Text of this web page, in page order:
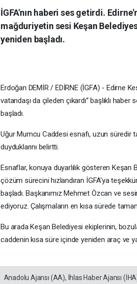
İGFA'nın haberi ses getirdi.
mağduriyetin sesi Keşan
yeniden başladı.
Erdoğan DEMİR / EDİRNE (İGFA) - Edirne
vatandaşı da çileden çıkardı” başlıklı
başladı.
Uğur Mumcu Caddesi esnafı, uzun süredir
duyduklarını belirtti.
Esnaflar, konuya duyarlılık gösteren
çözüm sürecini hızlandıran İGFA’ya
başladı. Başkanımız Mehmet Özcan ve
ediyoruz. Çalışmaların en kısa sürede
Bu arada Keşan Belediyesi ekiplerinin,
caddenin kısa süre içinde yeniden araç ve
Anadolu Ajansı (AA), İhlas Haber Ajansı